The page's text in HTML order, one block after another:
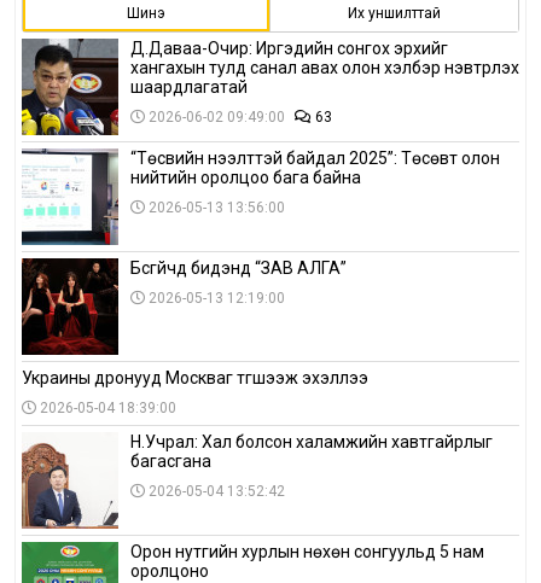
Шинэ Их уншилттай
Д.Даваа-Очир: Иргэдийн сонгох эрхийг
хангахын тулд санал авах олон хэлбэр нэвтрүүлэх
шаардлагатай
2026-06-02 09:49:00 63
“Төсвийн нээлттэй байдал 2025”: Төсөвт олон
нийтийн оролцоо бага байна
2026-05-13 13:56:00
Бүсгүйчүүд бидэнд “ЗАВ АЛГА”
2026-05-13 12:19:00
Украины дронууд Москваг түгшээж эхэллээ
2026-05-04 18:39:00
Н.Учрал: Хал болсон халамжийн хавтгайрлыг
багасгана
2026-05-04 13:52:42
Орон нутгийн хурлын нөхөн сонгуульд 5 нам
оролцоно